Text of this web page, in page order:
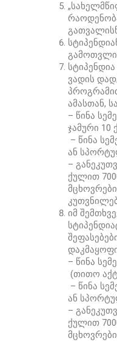
ვადის
ამასთან,
– წინა
ჯამური 10
– წინა
ან
–
ქულით
იმ
– წინა
(თითო
– წინა
ან
–
ქულით